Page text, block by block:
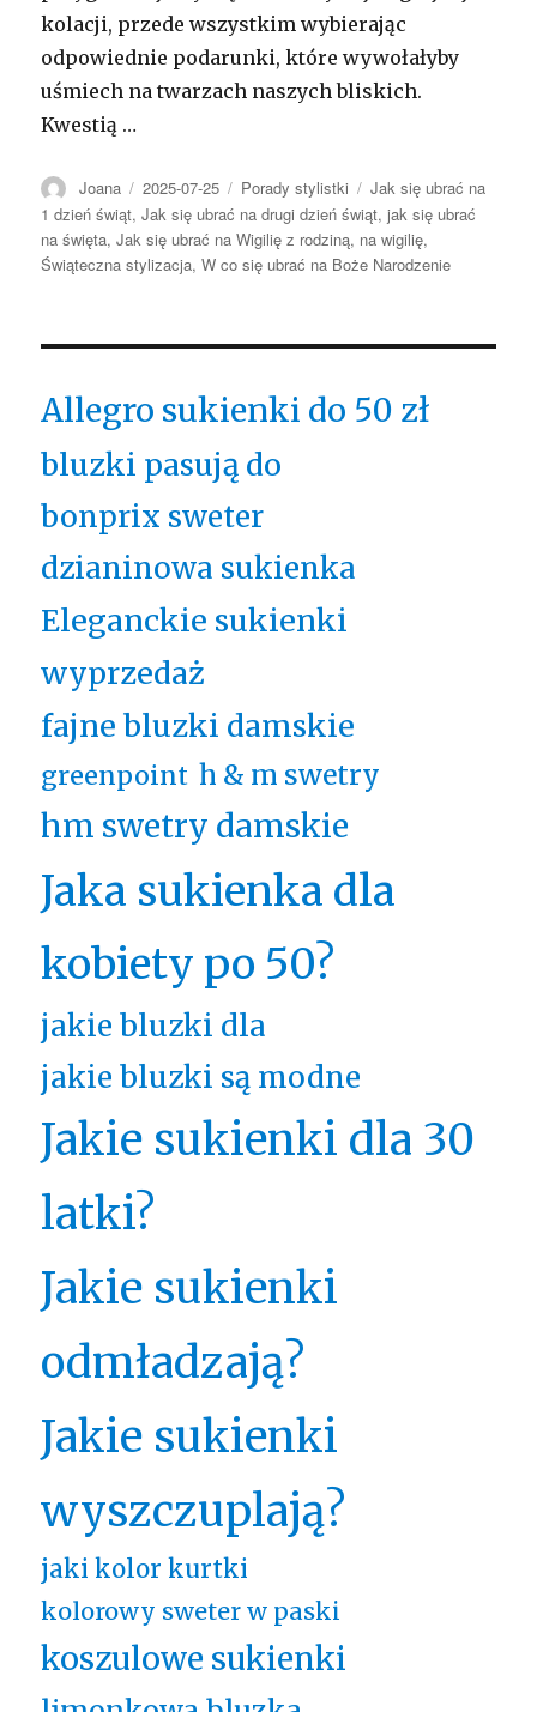
kolacji, przede wszystkim wybierając
odpowiednie podarunki, które wywołałyby
uśmiech na twarzach naszych bliskich.
Kwestią …
Autor
Joana Opublikowano
2025-07-25 Kategorie
Porady stylistki Tagi
Jak się ubrać na
1 dzień świąt,Jak się ubrać na drugi dzień świąt,jak się ubrać
na święta,Jak się ubrać na Wigilię z rodziną, na wigilię,
Świąteczna stylizacja,W co się ubrać na Boże Narodzenie
Allegro sukienki do 50 zł
bluzki pasują do
bonprix sweter
dzianinowa sukienka
Eleganckie sukienki
wyprzedaż
fajne bluzki damskie
greenpoint h & m swetry
hm swetry damskie
Jaka sukienka dla
kobiety po 50?
jakie bluzki dla
jakie bluzki są modne
Jakie sukienki dla 30
latki?
Jakie sukienki
odmładzają?
Jakie sukienki
wyszczuplają?
jaki kolor kurtki
kolorowy sweter w paski
koszulowe sukienki